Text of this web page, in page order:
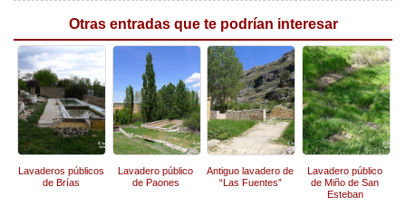
Otras entradas que te podrían interesar
Lavaderos públicos
de Brías
Lavadero público
de Paones
Antiguo lavadero de
“Las Fuentes”
Lavadero público
de Miño de San
Esteban